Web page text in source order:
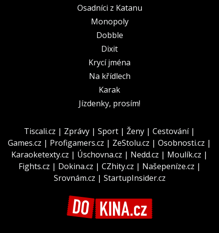
Osadníci z Katanu
Monopoly
Dobble
Dixit
Krycí jména
Na křídlech
Karak
Jízdenky, prosím!
Tiscali.cz | Zprávy | Sport | Ženy | Cestování|
Games.cz | Profigamers.cz | ZeStolu.cz | Osobnosti.cz |
Karaoketexty.cz | Úschovna.cz | Nedd.cz | Moulík.cz |
Fights.cz | Dokina.cz | CZhity.cz | Našepeníze.cz |
Srovnám.cz | StartupInsider.cz